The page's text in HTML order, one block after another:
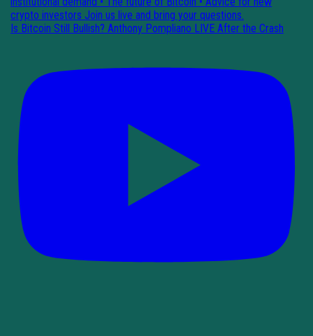
Is Bitcoin Still Bullish? Anthony Pompliano LIVE After the Crash